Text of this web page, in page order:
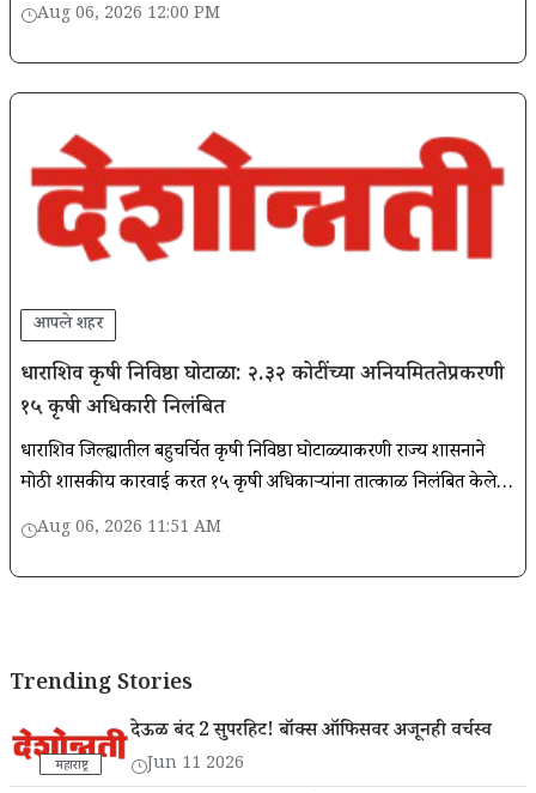
Aug 06, 2026 12:00 PM
आपले शहर
धाराशिव कृषी निविष्ठा घोटाळा: २.३२ कोटींच्या अनियमिततेप्रकरणी
१५ कृषी अधिकारी निलंबित
धाराशिव जिल्ह्यातील बहुचर्चित कृषी निविष्ठा घोटाळ्याप्रकरणी राज्य शासनाने
मोठी प्रशासकीय कारवाई करत १५ कृषी अधिकाऱ्यांना तात्काळ निलंबित केले
आहे.Aug 06, 2026 11:51 AM
Trending Stories
महाराष्ट्र
देऊळ बंद 2 सुपरहिट! बॉक्स ऑफिसवर अजूनही वर्चस्व
Jun 11 2026